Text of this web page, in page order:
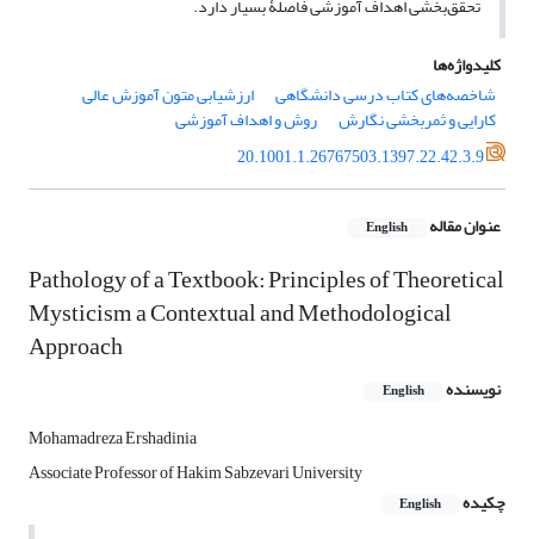
تحقق‌بخشی اهداف آموزشی فاصلۀ بسیار دارد.
کلیدواژه‌ها
شاخصه‌های کتاب درسی دانشگاهی
ارزشیابی متون آموزش عالی
کارایی و ثمربخشی نگارش
روش و اهداف آموزشی
20.1001.1.26767503.1397.22.42.3.9
عنوان مقاله English
Pathology of a Textbook: Principles of Theoretical
Mysticism a Contextual and Methodological
Approach
نویسنده English
Mohamadreza Ershadinia
Associate Professor of Hakim Sabzevari University
چکیده
English